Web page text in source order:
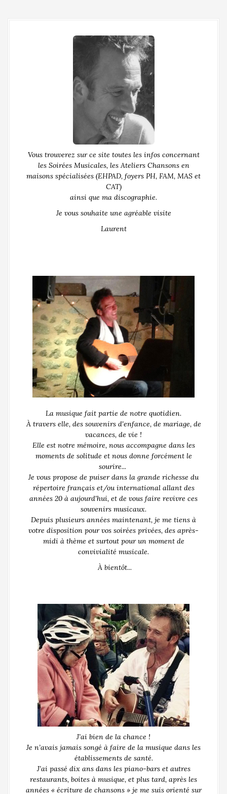
Vous trouverez sur ce site toutes les infos concernant
les Soirées Musicales, les Ateliers Chansons en
maisons spécialisées (EHPAD, foyers PH, FAM, MAS et
CAT)
ainsi que ma discographie.
Je vous souhaite une agréable visite
Laurent
La musique fait partie de notre quotidien.
À travers elle, des souvenirs d'enfance, de mariage, de
vacances, de vie !
Elle est notre mémoire, nous accompagne dans les
moments de solitude et nous donne forcément le
sourire...
Je vous propose de puiser dans la grande richesse du
répertoire français et/ou international allant des
années 20 à aujourd'hui, et de vous faire revivre ces
souvenirs musicaux.
Depuis plusieurs années maintenant, je me tiens à
votre disposition pour vos soirées privées, des après-
midi à thème et surtout pour un moment de
convivialité musicale.
À bientôt...
J’ai bien de la chance !
Je n’avais jamais songé à faire de la musique dans les
établissements de santé.
J’ai passé dix ans dans les piano-bars et autres
restaurants, boites à musique, et plus tard, après les
années « écriture de chansons » je me suis orienté sur